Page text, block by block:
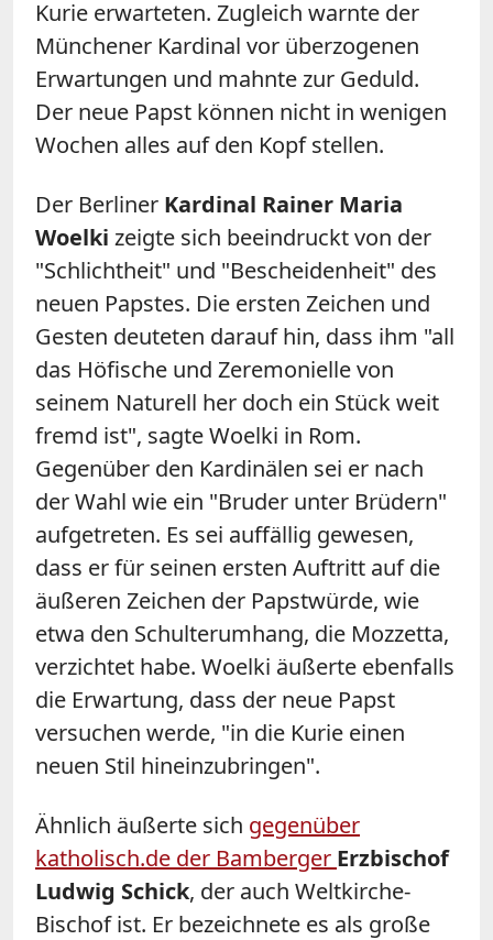
Kurie erwarteten. Zugleich warnte der
Münchener Kardinal vor überzogenen
Erwartungen und mahnte zur Geduld.
Der neue Papst können nicht in wenigen
Wochen alles auf den Kopf stellen.
Der Berliner Kardinal Rainer Maria
Woelki zeigte sich beeindruckt von der
"Schlichtheit" und "Bescheidenheit" des
neuen Papstes. Die ersten Zeichen und
Gesten deuteten darauf hin, dass ihm "all
das Höfische und Zeremonielle von
seinem Naturell her doch ein Stück weit
fremd ist", sagte Woelki in Rom.
Gegenüber den Kardinälen sei er nach
der Wahl wie ein "Bruder unter Brüdern"
aufgetreten. Es sei auffällig gewesen,
dass er für seinen ersten Auftritt auf die
äußeren Zeichen der Papstwürde, wie
etwa den Schulterumhang, die Mozzetta,
verzichtet habe. Woelki äußerte ebenfalls
die Erwartung, dass der neue Papst
versuchen werde, "in die Kurie einen
neuen Stil hineinzubringen".
Ähnlich äußerte sich gegenüber
katholisch.de der Bamberger Erzbischof
Ludwig Schick, der auch Weltkirche-
Bischof ist. Er bezeichnete es als große